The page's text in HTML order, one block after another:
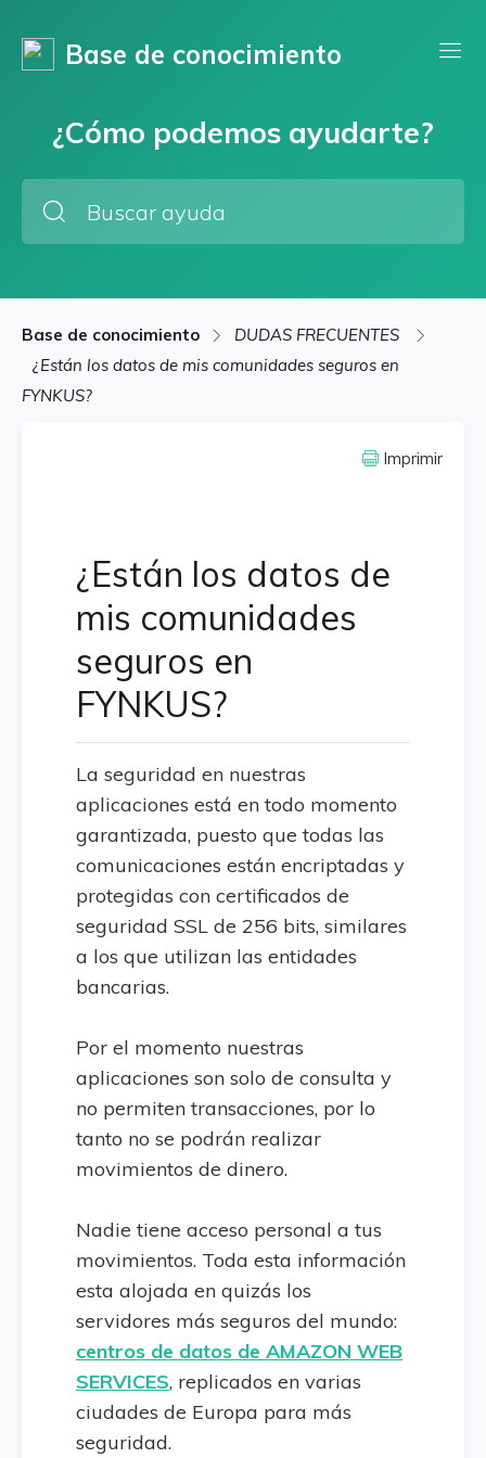
Base de conocimiento
¿Cómo podemos ayudarte?
Base de conocimiento
DUDAS FRECUENTES
¿Están los datos de mis comunidades seguros en
FYNKUS?
Imprimir
¿Están los datos de
mis comunidades
seguros en
FYNKUS?
La seguridad en nuestras
aplicaciones está en todo momento
garantizada, puesto que todas las
comunicaciones están encriptadas y
protegidas con certificados de
seguridad SSL de 256 bits, similares
a los que utilizan las entidades
bancarias.
Por el momento nuestras
aplicaciones son solo de consulta y
no permiten transacciones, por lo
tanto no se podrán realizar
movimientos de dinero.
Nadie tiene acceso personal a tus
movimientos. Toda esta información
esta alojada en quizás los
servidores más seguros del mundo:
centros de datos de AMAZON WEB
SERVICES, replicados en varias
ciudades de Europa para más
seguridad.